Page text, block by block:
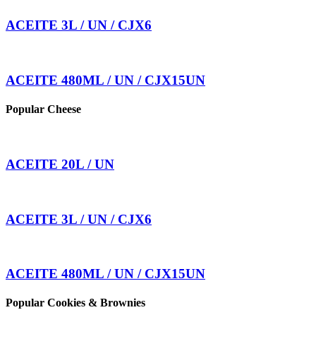
ACEITE 3L / UN / CJX6
ACEITE 480ML / UN / CJX15UN
Popular Cheese
ACEITE 20L / UN
ACEITE 3L / UN / CJX6
ACEITE 480ML / UN / CJX15UN
Popular Cookies & Brownies